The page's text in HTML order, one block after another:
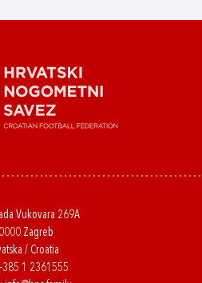
Vukovara 269A
Zagreb
/ Croatia
1 2361555